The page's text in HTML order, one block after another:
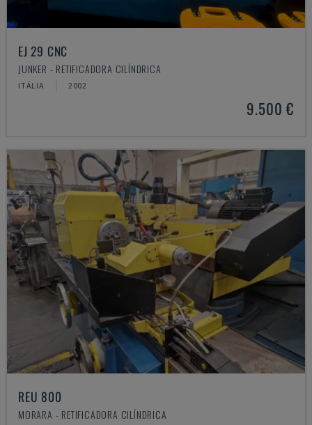
EJ 29 CNC
JUNKER - RETIFICADORA CILÍNDRICA
ITÁLIA 2002
9.500 €
REU 800
MORARA - RETIFICADORA CILÍNDRICA